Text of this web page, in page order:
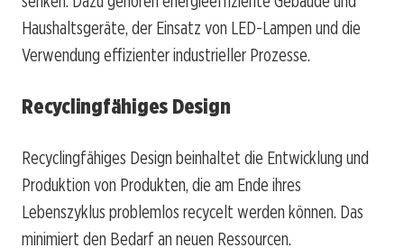
Haushaltsgeräte, der Einsatz von LED-Lampen und die
Verwendung effizienter industrieller Prozesse.
Recyclingfähiges Design
Recyclingfähiges Design beinhaltet die Entwicklung und
Produktion von Produkten, die am Ende ihres
Lebenszyklus problemlos recycelt werden können. Das
minimiert den Bedarf an neuen Ressourcen.